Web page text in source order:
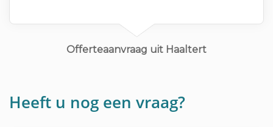
Offerteaanvraag uit Haaltert
Heeft u nog een vraag?